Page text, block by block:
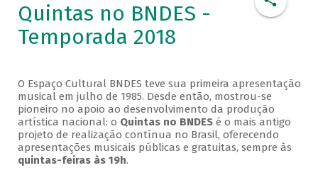
Quintas no BNDES -
Temporada 2018
O Espaço Cultural BNDES teve sua primeira apresentação
musical em julho de 1985. Desde então, mostrou-se
pioneiro no apoio ao desenvolvimento da produção
artística nacional: o Quintas no BNDESé o mais antigo
projeto de realização contínua no Brasil, oferecendo
apresentações musicais públicas e gratuitas, sempre às
quintas-feiras às 19h.